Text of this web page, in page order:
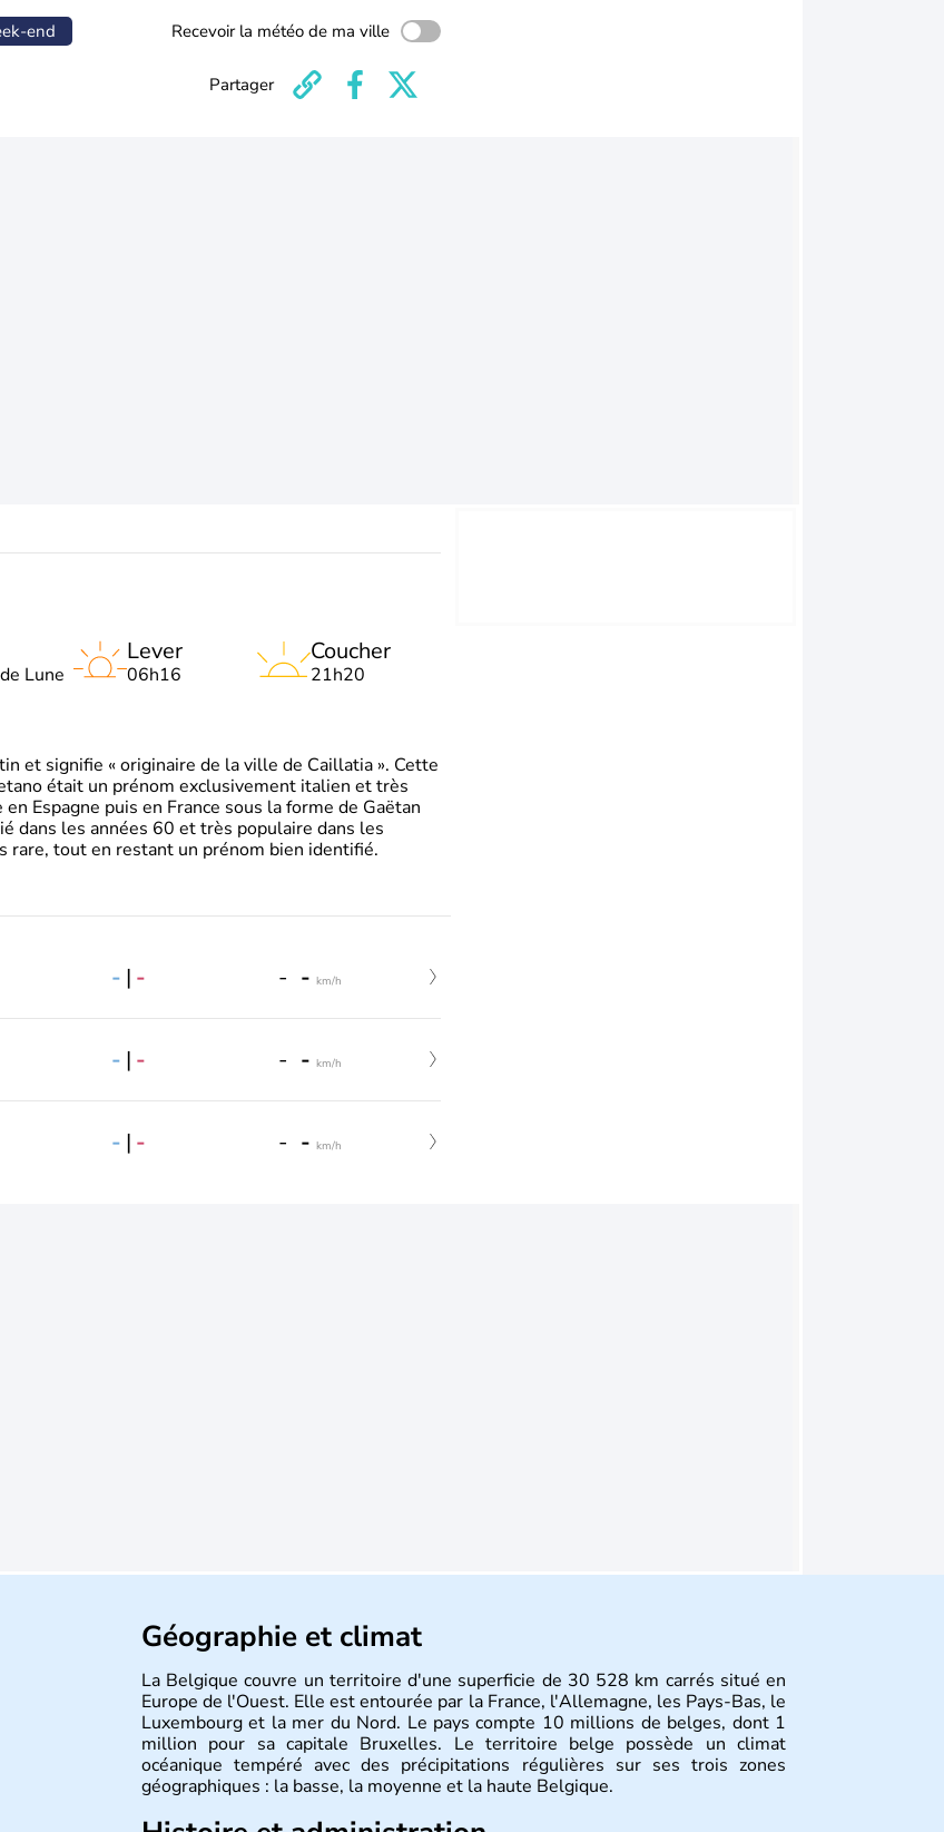
end Recevoir la météo de ma ville
Partager
Lune
Lever
06h16
Coucher
21h20
et signifie « originaire de la ville de Caillatia ». Cette
était un prénom exclusivement italien et très
Espagne puis en France sous la forme de Gaëtan
dans les années 60 et très populaire dans les
rare, tout en restant un prénom bien identifié.
- | - - - km/h
- | - - - km/h
- | - - - km/h
Géographie et climat
La Belgique couvre un territoire d'une superficie de 30 528 km carrés situé en
Europe de l'Ouest. Elle est entourée par la France, l'Allemagne, les Pays-Bas, le
Luxembourg et la mer du Nord. Le pays compte 10 millions de belges, dont 1
million pour sa capitale Bruxelles. Le territoire belge possède un climat
océanique tempéré avec des précipitations régulières sur ses trois zones
géographiques : la basse, la moyenne et la haute Belgique.